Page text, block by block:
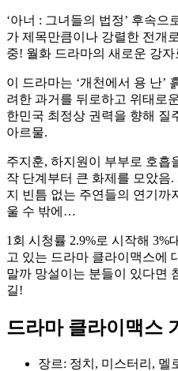
‘아너 : 그녀들의 법정’ 후속으
가 제목만큼이나 강렬한 전개
중! 월화 드라마의 새로운 강
이 드라마는 ‘개천에서 용 난’
려한 과거를 뒤로하고 위태로
한민국 최정상 권력을 향해 질
아르물.
주지훈, 하지원이 부부로 호흡
작 단계부터 큰 화제를 모았음
지 빈틈 없는 주연들의 연기까
울 수 밖에…
1회 시청률 2.9%로 시작해 3%
고 있는 드라마 클라이맥스에
말까 망설이는 분들이 있다면
길!
드라마 클라이맥스
장르: 정치, 미스터리, 멜